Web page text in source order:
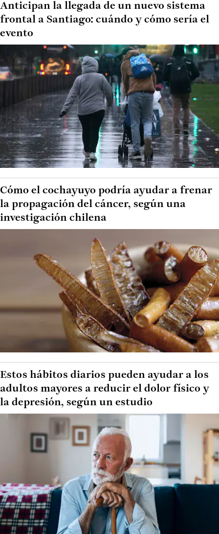
Anticipan la llegada de un nuevo sistema
frontal a Santiago: cuándo y cómo sería el
evento
Cómo el cochayuyo podría ayudar a frenar
la propagación del cáncer, según una
investigación chilena
Estos hábitos diarios pueden ayudar a los
adultos mayores a reducir el dolor físico y
la depresión, según un estudio